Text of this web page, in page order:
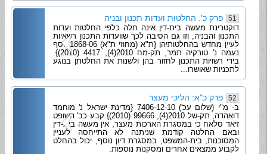
פרק כ': החלטות ועדות תכנון ובניה
דוקטרינת מעשה בית-דין אינה חלה כלפי החלטות ועדות
התכנון והבניה, וזו גם הסיבה לכך שוועדות התכנון רשאיות
לעיין מחדש בהחלטותיהן {ת"א (מחוזי ת"א) 1868-06 יוסף
נעמה נ' טורקיה תמר, תק-מח 2010(4), 4417 (2010)}.
בידי רשויות התכנון לחזור בהן ולשנות את החלטתן בנוגע
לתכניות שאושרו...
פרק כ"א: הליכי מעצר
ב- מ"י (שלום עכ') 7406-12-10 {מדינת ישראל נ' מוחמד
דואהדה, תק-של 2010(4), 99666 (2010)} קבע כב' השופט
זיאד סלאח כי במסגרת הארכות מעצר, אין מעשה בית-דין
ובאם החלטה קודמת שניתנה לא התייחסה לעניין
המסוכנות, בית-המשפט, במסגרת דיון נוסף, יכול בהחלט
לקבוע ממצאים אחרים ומסקנות נוספות.